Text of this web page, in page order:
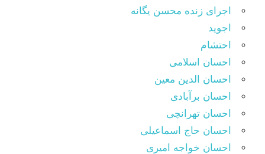
اجرای زنده محسن یگانه
اجوید
احتشام
احسان اسلامی
احسان الدین معین
احسان برآبادی
احسان تهرانچی
احسان حاج اسماعیلی
احسان خواجه امیری